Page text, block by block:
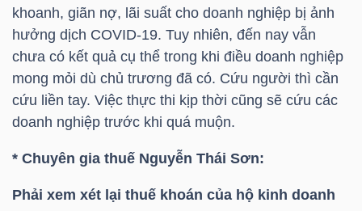
khoanh, giãn nợ, lãi suất cho doanh nghiệp bị ảnh
hưởng dịch COVID-19. Tuy nhiên, đến nay vẫn
chưa có kết quả cụ thể trong khi điều doanh nghiệp
mong mỏi dù chủ trương đã có. Cứu người thì cần
cứu liền tay. Việc thực thi kịp thời cũng sẽ cứu các
doanh nghiệp trước khi quá muộn.
* Chuyên gia thuế Nguyễn Thái Sơn:
Phải xem xét lại thuế khoán của hộ kinh doanh
YẾU
TIÊU
DÙNG
THIẾT